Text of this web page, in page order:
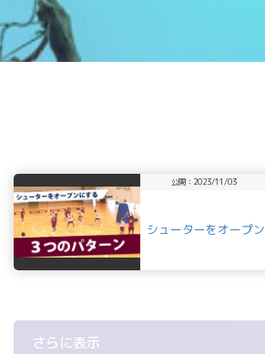
公開：2023/11/03
シューターをオープ
さらに表示